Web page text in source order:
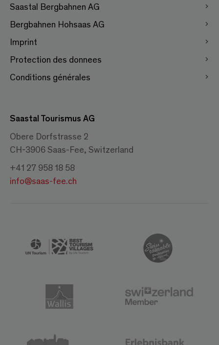
Saastal Bergbahnen AG
Bergbahnen Hohsaas AG
Imprint
Protection des donnees
Conditions générales
Saastal Tourismus AG
Obere Dorfstrasse 2
CH-3906 Saas-Fee, Switzerland
+41 27 958 18 58
info@saas-fee.ch